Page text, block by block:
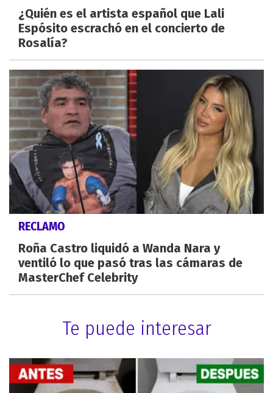
¿Quién es el artista español que Lali
Espósito escrachó en el concierto de
Rosalía?
RECLAMO
Roña Castro liquidó a Wanda Nara y
ventiló lo que pasó tras las cámaras de
MasterChef Celebrity
Te puede interesar